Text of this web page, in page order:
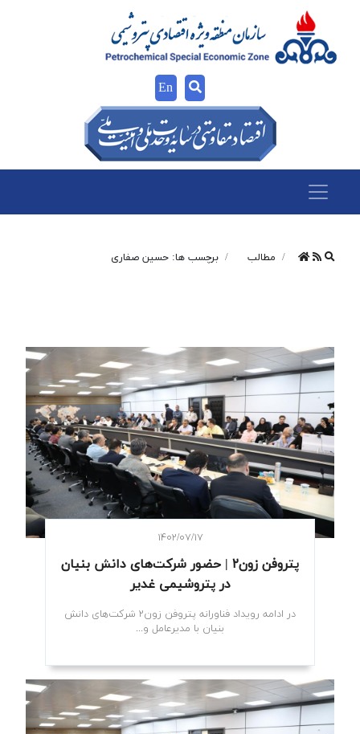
En
مطالب برچسب ها: حسین صفاری
۱۴۰۲/۰۷/۱۷
پتروفن زون۲ | حضور شرکت‌های دانش بنیان
در پتروشیمی غدیر
در ادامه رویداد فناورانه پتروفن زون۲ شرکت‌های دانش
بنیان با مدیرعامل و...